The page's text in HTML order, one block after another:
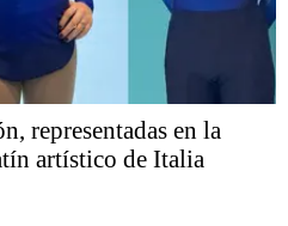
representadas en la
artístico de Italia